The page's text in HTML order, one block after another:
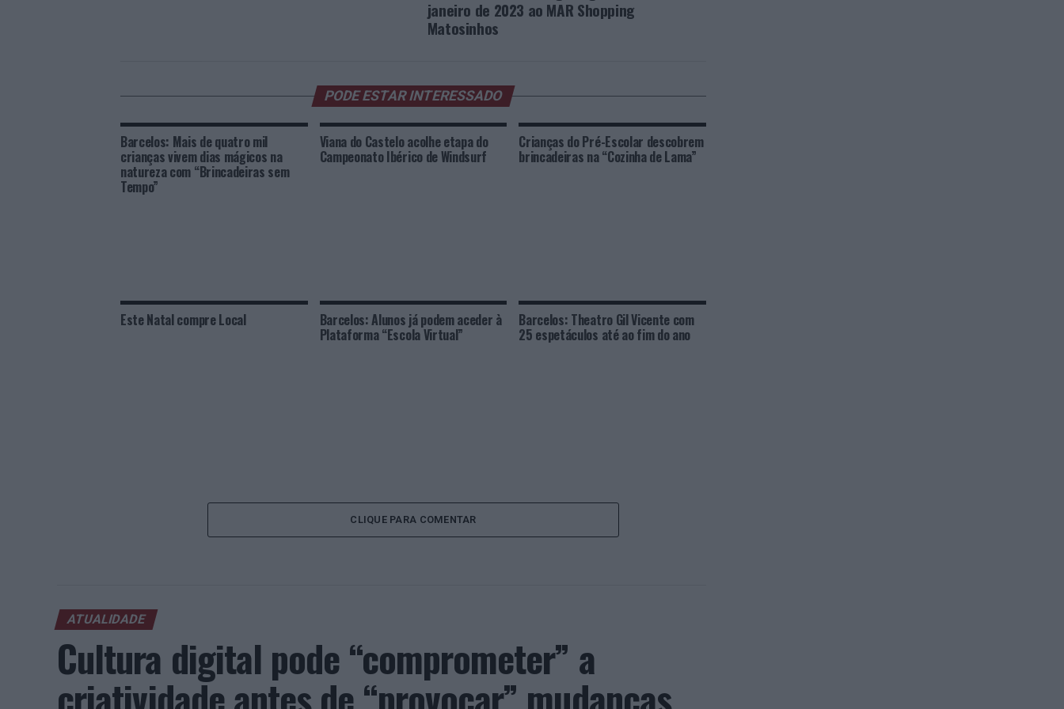
janeiro de 2023 ao MAR Shopping
Matosinhos
PODE ESTAR INTERESSADO
Barcelos: Mais de quatro mil
crianças vivem dias mágicos na
natureza com “Brincadeiras sem
Tempo”
Viana do Castelo acolhe etapa do
Campeonato Ibérico de Windsurf
Crianças do Pré-Escolar descobrem
brincadeiras na “Cozinha de Lama”
Este Natal compre Local Barcelos: Alunos já podem aceder à
Plataforma “Escola Virtual”
Barcelos: Theatro Gil Vicente com
25 espetáculos até ao fim do ano
CLIQUE PARA COMENTAR
ATUALIDADE
Cultura digital pode “comprometer” a
criatividade antes de “provocar” mudanças